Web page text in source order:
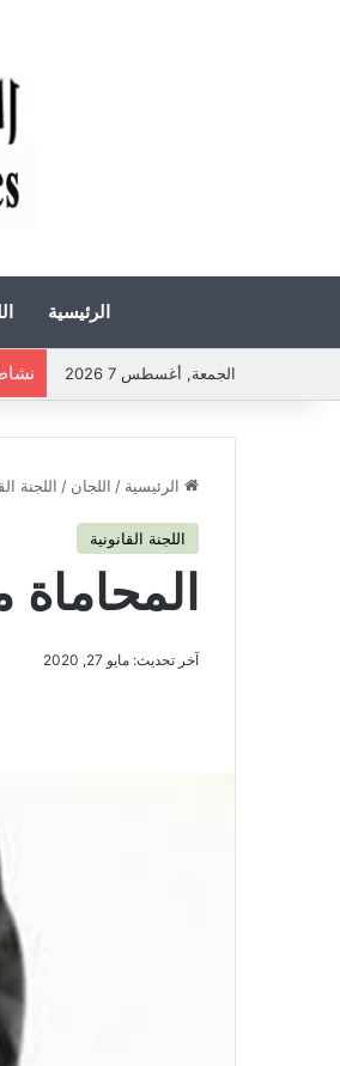
الرئيسية
الجمعة, أغسطس 7 2026
الرئيسية / اللجان / اللجنة
اللجنة القانونية
آخر تحديث: مايو 27, 2020